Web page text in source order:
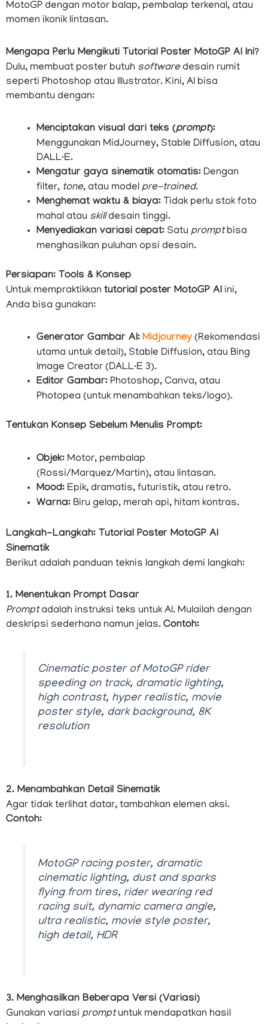
MotoGP dengan motor balap, pembalap terkenal, atau
momen ikonik lintasan.
Mengapa Perlu Mengikuti Tutorial Poster MotoGP AI Ini?
Dulu, membuat poster butuh software desain rumit
seperti Photoshop atau Illustrator. Kini, AI bisa
membantu dengan:
Menciptakan visual dari teks (prompt):
Menggunakan MidJourney, Stable Diffusion, atau
DALL·E.
Mengatur gaya sinematik otomatis: Dengan
filter, tone, atau model pre-trained.
Menghemat waktu & biaya: Tidak perlu stok foto
mahal atau skilldesain tinggi.
Menyediakan variasi cepat: Satu promptbisa
menghasilkan puluhan opsi desain.
Persiapan: Tools & Konsep
Untuk mempraktikkan tutorial poster MotoGP AI ini,
Anda bisa gunakan:
Generator Gambar AI: Midjourney (Rekomendasi
utama untuk detail), Stable Diffusion, atau Bing
Image Creator (DALL·E 3).
Editor Gambar: Photoshop, Canva, atau
Photopea (untuk menambahkan teks/logo).
Tentukan Konsep Sebelum Menulis Prompt:
Objek: Motor, pembalap
(Rossi/Marquez/Martin), atau lintasan.
Mood: Epik, dramatis, futuristik, atau retro.
Warna: Biru gelap, merah api, hitam kontras.
Langkah-Langkah: Tutorial Poster MotoGP AI
Sinematik
Berikut adalah panduan teknis langkah demi langkah:
1. Menentukan Prompt Dasar
Promptadalah instruksi teks untuk AI. Mulailah dengan
deskripsi sederhana namun jelas. Contoh:
Cinematic poster of MotoGP rider
speeding on track, dramatic lighting,
high contrast, hyper realistic, movie
poster style, dark background, 8K
resolution
2. Menambahkan Detail Sinematik
Agar tidak terlihat datar, tambahkan elemen aksi.
Contoh:
MotoGP racing poster, dramatic
cinematic lighting, dust and sparks
flying from tires, rider wearing red
racing suit, dynamic camera angle,
ultra realistic, movie style poster,
high detail, HDR
3. Menghasilkan Beberapa Versi (Variasi)
Gunakan variasi promptuntuk mendapatkan hasil